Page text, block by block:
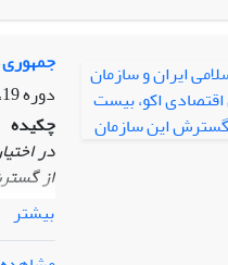
ایران
در این
دوره 19، شماره 84، زمستان 1392، صفحه
چکیده
از
نقش
بیشتر